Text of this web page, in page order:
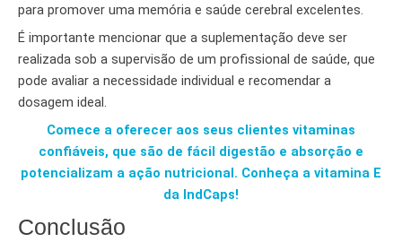
para promover uma memória e saúde cerebral excelentes.
É importante mencionar que a suplementação deve ser
realizada sob a supervisão de um profissional de saúde, que
pode avaliar a necessidade individual e recomendar a
dosagem ideal.
Comece a oferecer aos seus clientes vitaminas
confiáveis, que são de fácil digestão e absorção e
potencializam a ação nutricional. Conheça a vitamina E
da IndCaps!
Conclusão